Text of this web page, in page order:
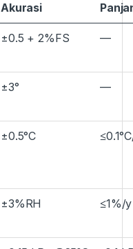
Akurasi
±0.5 + 2%FS —
±3° —
±0.5°C
±3%RH ≤1%/y